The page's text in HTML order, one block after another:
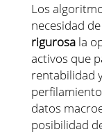
Los
necesidad
rigurosala
activos que
rentabilidad
datos
posibilidad